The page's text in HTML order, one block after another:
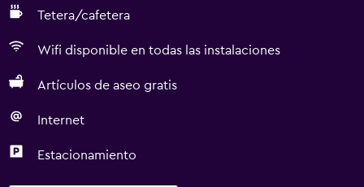
Tetera/cafetera
Wifi disponible en todas las instalaciones
Artículos de aseo gratis
Internet
Estacionamiento